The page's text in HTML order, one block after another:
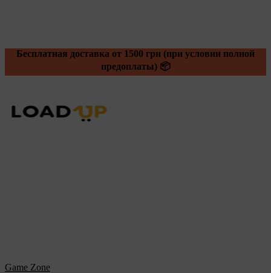
Бесплатная доставка от 1500 грн (при условии полной
предоплаты) 📦
Game Zone